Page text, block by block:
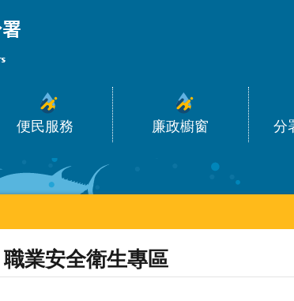
便民服務 廉政櫥窗 分
職業安全衛生專區